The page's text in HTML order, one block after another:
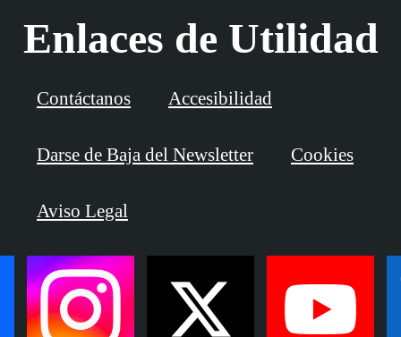
Enlaces de Utilidad
Contáctanos Accesibilidad
Darse de Baja del Newsletter Cookies
Aviso Legal